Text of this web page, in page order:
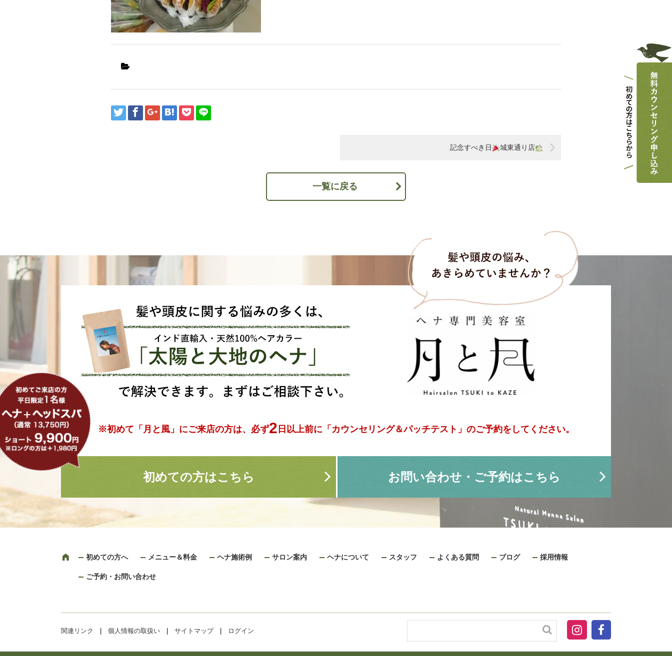
記念すべき日 城東通り店
一覧に戻る
※初めて「月と風」にご来店の方は、必ず2 日以上前に 「カウンセリング＆パッチテスト」のご予約をしてください。
初めての方はこちら お問い合わせ・ご予約はこちら
初めての方へ メニュー＆料金 ヘナ施術例 サロン案内 ヘナについて スタッフ よくある質問 ブログ 採用情報
ご予約・お問い合わせ
関連リンク 個人情報の取扱い サイトマップ| ログイン